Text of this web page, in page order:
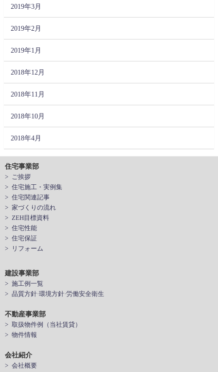
2019年3月
2019年2月
2019年1月
2018年12月
2018年11月
2018年10月
2018年4月
住宅事業部
> ご挨拶
> 住宅施工・実例集
> 住宅関連記事
> 家づくりの流れ
> ZEH目標資料
> 住宅性能
> 住宅保証
> リフォーム
建設事業部
> 施工例一覧
> 品質方針·環境方針·労働安全衛生
不動産事業部
> 取扱物件例（当社賃貸）
> 物件情報
会社紹介
> 会社概要